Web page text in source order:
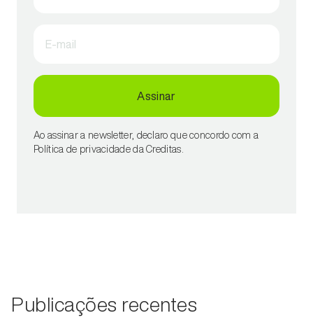
E-mail
Assinar
Ao assinar a newsletter, declaro que concordo com a
Política de privacidade da Creditas.
Publicações recentes